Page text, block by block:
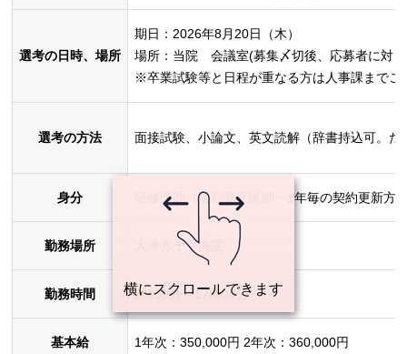
選考の日時、場所
期日： 2026年8月20日（木）
場所：当院 会議室(募集〆切後、応募者に対
※卒業試験等と日程が重なる方は人事課までご
選考の方法 面接試験、小論文、英文読解（辞書持込可。
身分 研修医師（常勤嘱託医師・1年毎の契約更新方
勤務場所 大津赤十字病院
勤務時間 8時30分～17時00分
基本給 1年次：350,000円 2年次：360,000円